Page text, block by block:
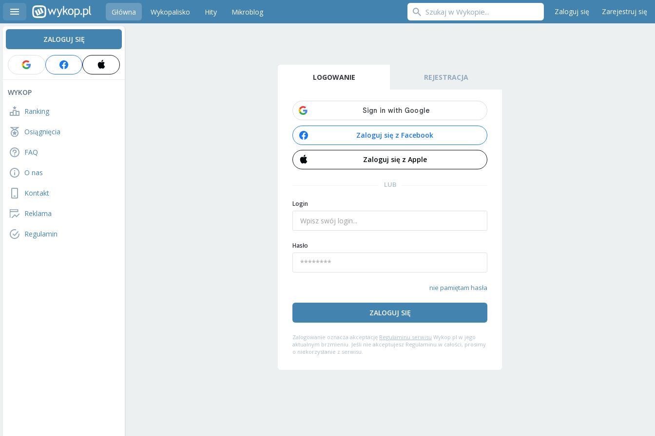
Główna Wykopalisko Hity Mikroblog Zaloguj się Zarejestruj się
ZALOGUJ SIĘ
WYKOP
Ranking
Osiągnięcia
FAQ
O nas
Kontakt
Reklama
Regulamin
LOGOWANIE REJESTRACJA
Zaloguj się z Facebook
Zaloguj się z Apple
LUB
Login
Hasło
nie pamiętam hasła
ZALOGUJ SIĘ
Zalogowanie oznacza akceptację Regulaminu serwisu Wykop.pl w jego
aktualnym brzmieniu. Jeśli nie akceptujesz Regulaminu w całości, prosimy
o niekorzystanie z serwisu.